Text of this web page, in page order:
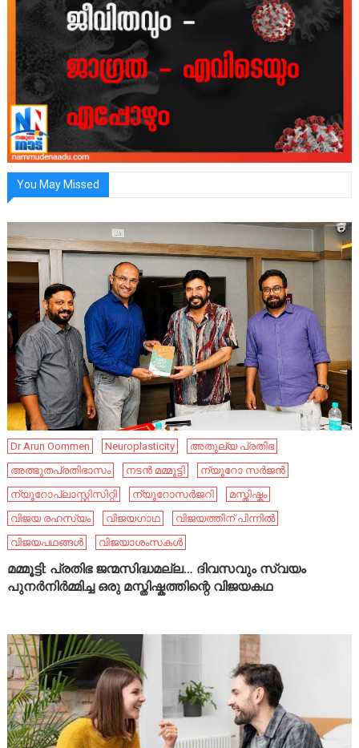
You May Missed
Dr Arun Oommen Neuroplasticity
അതുല്യ പ്രതിഭ
അത്ഭുതപ്രതിഭാസം
നടൻ മമ്മൂട്ടി
ന്യൂറോ സർജൻ
ന്യൂറോപ്ലാസ്റ്റിസിറ്റി
ന്യൂറോസർജറി
മസ്തിഷ്കം
വിജയ രഹസ്യം
വിജയഗാഥ
വിജയത്തിന് പിന്നിൽ
വിജയപഥങ്ങൾ
വിജയാശംസകൾ
മമ്മൂട്ടി: പ്രതിഭ ജന്മസിദ്ധമല്ല… ദിവസവും സ്വയം
പുനർനിർമ്മിച്ച ഒരു മസ്തിഷ്കത്തിന്റെ വിജയകഥ